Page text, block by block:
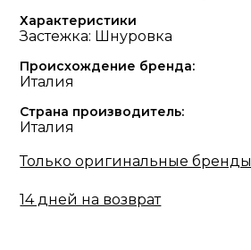
Характеристики
Застежка: Шнуровка
Происхождение бренда:
Италия
Страна производитель:
Италия
Только оригинальные бренды
14 дней на возврат